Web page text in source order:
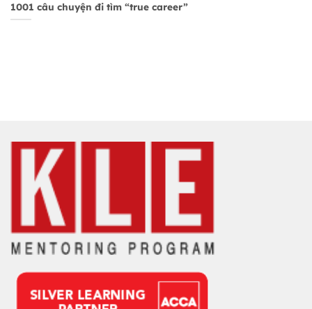
1001 câu chuyện đi tìm “true career”